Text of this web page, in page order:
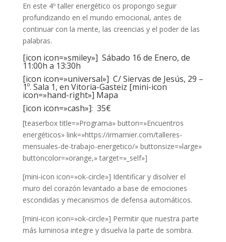
En este 4º taller energético os propongo seguir
profundizando en el mundo emocional, antes de
continuar con la mente, las creencias y el poder de las
palabras.
[icon icon=»smiley»] Sábado 16 de Enero, de
11:00h a 13:30h
[icon icon=»universal»] C/ Siervas de Jesús, 29 –
1º. Sala 1, en Vitoria-Gasteiz [mini-icon
icon=»hand-right»] Mapa
[icon icon=»cash»]: 35€
[teaserbox title=»Programa» button=»Encuentros
energéticos» link=»https://irmamier.com/talleres-
mensuales-de-trabajo-energetico/» buttonsize=»large»
buttoncolor=»orange,» target=»_self»]
[mini-icon icon=»ok-circle»] Identificar y disolver el
muro del corazón levantado a base de emociones
escondidas y mecanismos de defensa automáticos.
[mini-icon icon=»ok-circle»] Permitir que nuestra parte
más luminosa integre y disuelva la parte de sombra.